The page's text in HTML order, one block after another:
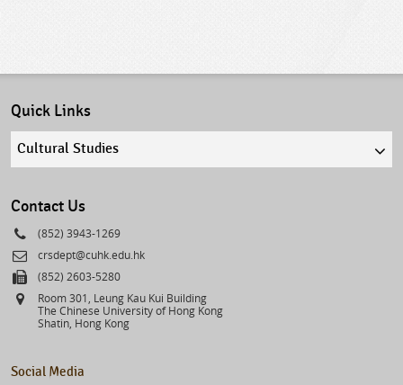
Quick Links
Quick
Contact Us
Phone
(852) 3943-1269
Email
crsdept@cuhk.edu.hk
Fax(852) 2603-5280
Address
Room 301, Leung Kau Kui Building
The Chinese University of Hong Kong
Shatin, Hong Kong
Social Media